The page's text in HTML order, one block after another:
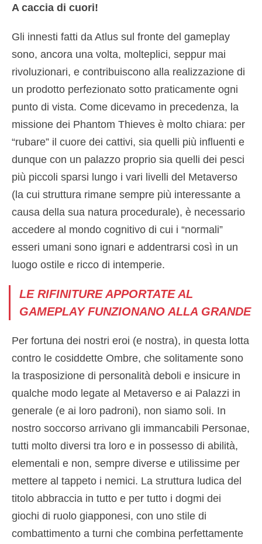
A caccia di cuori!
Gli innesti fatti da Atlus sul fronte del gameplay
sono, ancora una volta, molteplici, seppur mai
rivoluzionari, e contribuiscono alla realizzazione di
un prodotto perfezionato sotto praticamente ogni
punto di vista. Come dicevamo in precedenza, la
missione dei Phantom Thieves è molto chiara: per
“rubare” il cuore dei cattivi, sia quelli più influenti e
dunque con un palazzo proprio sia quelli dei pesci
più piccoli sparsi lungo i vari livelli del Metaverso
(la cui struttura rimane sempre più interessante a
causa della sua natura procedurale), è necessario
accedere al mondo cognitivo di cui i “normali”
esseri umani sono ignari e addentrarsi così in un
luogo ostile e ricco di intemperie.
LE RIFINITURE APPORTATE AL
GAMEPLAY FUNZIONANO ALLA GRANDE
Per fortuna dei nostri eroi (e nostra), in questa lotta
contro le cosiddette Ombre, che solitamente sono
la trasposizione di personalità deboli e insicure in
qualche modo legate al Metaverso e ai Palazzi in
generale (e ai loro padroni), non siamo soli. In
nostro soccorso arrivano gli immancabili Personae,
tutti molto diversi tra loro e in possesso di abilità,
elementali e non, sempre diverse e utilissime per
mettere al tappeto i nemici. La struttura ludica del
titolo abbraccia in tutto e per tutto i dogmi dei
giochi di ruolo giapponesi, con uno stile di
combattimento a turni che combina perfettamente